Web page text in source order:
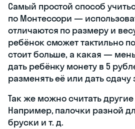
Самый простой способ
по Монтессори —
отличаются по размеру и
ребёнок сможет тактильно
стоит больше, а какая —
дать ребёнку монету в 5
разменять её или дать сдачу
Так же можно считать
Например, палочки разной
бруски и т. д.